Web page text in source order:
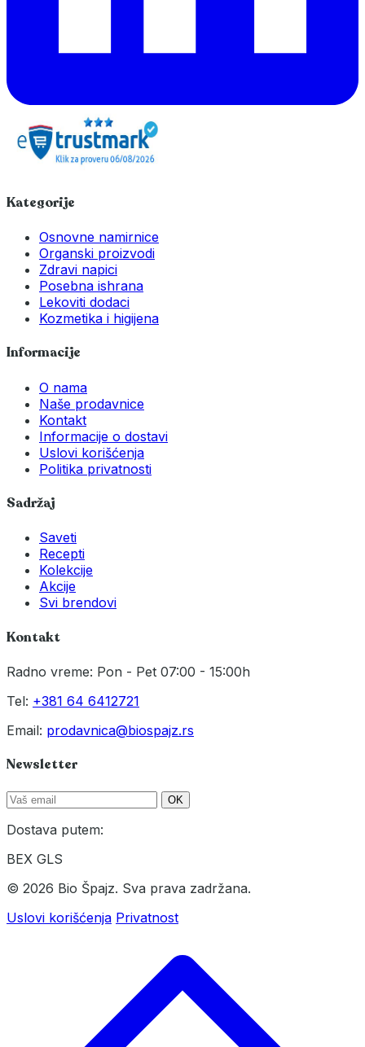
Kategorije
Osnovne namirnice
Organski proizvodi
Zdravi napici
Posebna ishrana
Lekoviti dodaci
Kozmetika i higijena
Informacije
O nama
Naše prodavnice
Kontakt
Informacije o dostavi
Uslovi korišćenja
Politika privatnosti
Sadržaj
Saveti
Recepti
Kolekcije
Akcije
Svi brendovi
Kontakt
Radno vreme: Pon - Pet 07:00 - 15:00h
Tel: +381 64 6412721
Email: prodavnica@biospajz.rs
Newsletter
OK
Dostava putem:
BEX GLS
© 2026 Bio Špajz. Sva prava zadržana.
Uslovi korišćenja Privatnost